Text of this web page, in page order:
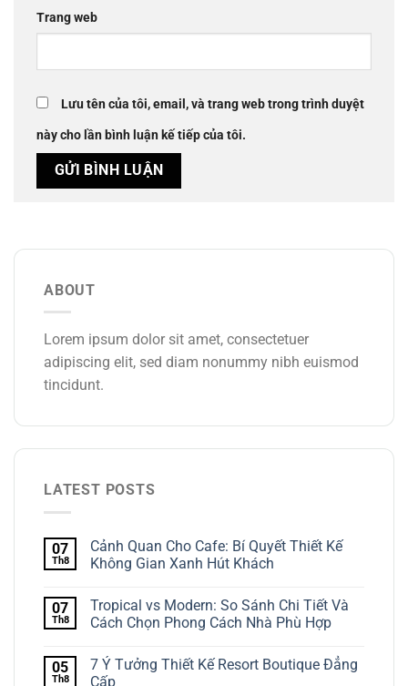
Trang web
Lưu tên của tôi, email, và trang web trong trình duyệt
này cho lần bình luận kế tiếp của tôi.
ABOUT
Lorem ipsum dolor sit amet, consectetuer
adipiscing elit, sed diam nonummy nibh euismod
tincidunt.
LATEST POSTS
07
Th8
Cảnh Quan Cho Cafe: Bí Quyết Thiết Kế
Không Gian Xanh Hút Khách
07
Th8
Tropical vs Modern: So Sánh Chi Tiết Và
Cách Chọn Phong Cách Nhà Phù Hợp
05
Th8
7 Ý Tưởng Thiết Kế Resort Boutique Đẳng
Cấp